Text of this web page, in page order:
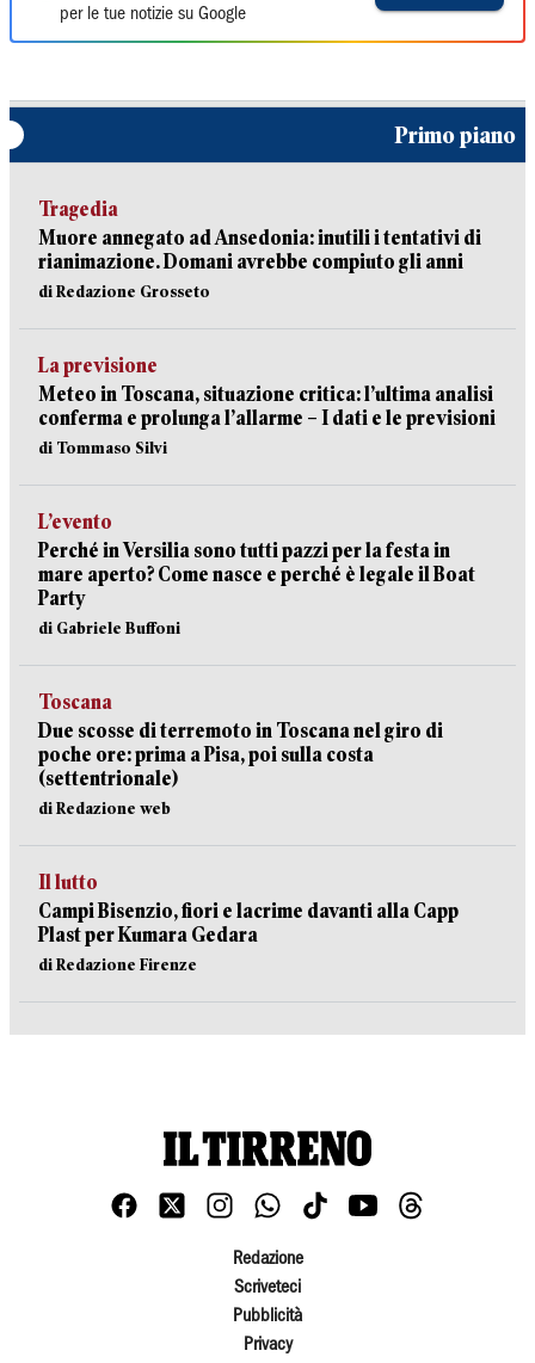
per le tue notizie su Google
Primo piano
Tragedia
Muore annegato ad Ansedonia: inutili i tentativi di
rianimazione. Domani avrebbe compiuto gli anni
di Redazione Grosseto
La previsione
Meteo in Toscana, situazione critica: l’ultima analisi
conferma e prolunga l’allarme – I dati e le previsioni
di Tommaso Silvi
L’evento
Perché in Versilia sono tutti pazzi per la festa in
mare aperto? Come nasce e perché è legale il Boat
Party
di Gabriele Buffoni
Toscana
Due scosse di terremoto in Toscana nel giro di
poche ore: prima a Pisa, poi sulla costa
(settentrionale)
di Redazione web
Il lutto
Campi Bisenzio, fiori e lacrime davanti alla Capp
Plast per Kumara Gedara
di Redazione Firenze
Redazione
Scriveteci
Pubblicità
Privacy